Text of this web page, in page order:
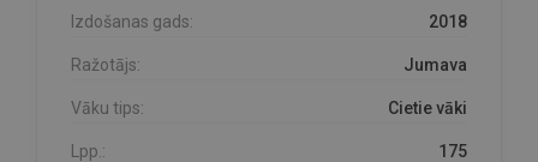
Izdošanas gads: 2018
Ražotājs: Jumava
Vāku tips: Cietie vāki
Lpp.: 175